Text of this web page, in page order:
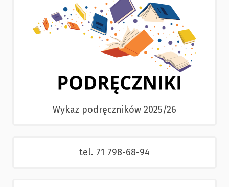
Wykaz podręczników 2025/26
tel. 71 798-68-94